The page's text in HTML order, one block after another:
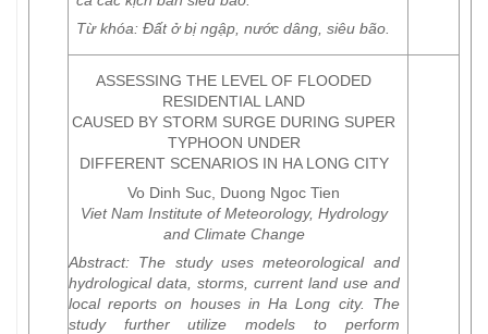
Từ khóa: Đất ở bị ngập, nước dâng, siêu bão.
ASSESSING THE LEVEL OF FLOODED
RESIDENTIAL LAND
CAUSED BY STORM SURGE DURING SUPER
TYPHOON UNDER
DIFFERENT SCENARIOS IN HA LONG CITY
Vo Dinh Suc, Duong Ngoc Tien
Viet Nam Institute of Meteorology, Hydrology
and Climate Change
Abstract: The study uses meteorological and
hydrological data, storms, current land use and
local reports on houses in Ha Long city. The
study further utilize models to perform